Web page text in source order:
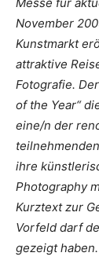
November
Kunstmarkt
attraktive
Fotografie.
of the Year“
eine/n der
ihre
Photography
Kurztext zur
Vorfeld darf
gezeigt